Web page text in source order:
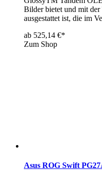
Bilder bietet und mit
ausgestattet ist, die im
ab 525,14 €*
Zum Shop
Asus ROG Swift